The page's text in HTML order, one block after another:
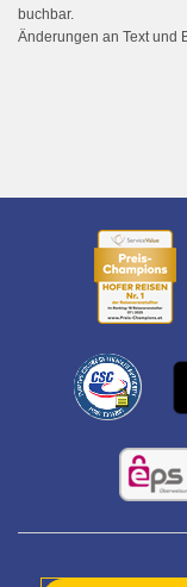
buchbar.
Änderungen an Text und